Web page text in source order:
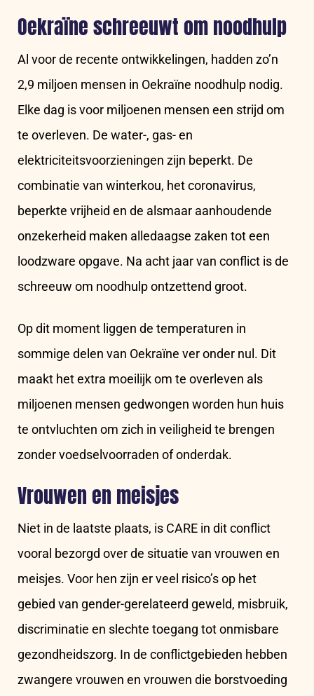
Oekraïne schreeuwt om noodhulp
Al voor de recente ontwikkelingen, hadden zo’n
2,9 miljoen mensen in Oekraïne noodhulp nodig.
Elke dag is voor miljoenen mensen een strijd om
te overleven. De water-, gas- en
elektriciteitsvoorzieningen zijn beperkt. De
combinatie van winterkou, het coronavirus,
beperkte vrijheid en de alsmaar aanhoudende
onzekerheid maken alledaagse zaken tot een
loodzware opgave. Na acht jaar van conflict is de
schreeuw om noodhulp ontzettend groot.
Op dit moment liggen de temperaturen in
sommige delen van Oekraïne ver onder nul. Dit
maakt het extra moeilijk om te overleven als
miljoenen mensen gedwongen worden hun huis
te ontvluchten om zich in veiligheid te brengen
zonder voedselvoorraden of onderdak.
Vrouwen en meisjes
Niet in de laatste plaats, is CARE in dit conflict
vooral bezorgd over de situatie van vrouwen en
meisjes. Voor hen zijn er veel risico’s op het
gebied van gender-gerelateerd geweld, misbruik,
discriminatie en slechte toegang tot onmisbare
gezondheidszorg. In de conflictgebieden hebben
zwangere vrouwen en vrouwen die borstvoeding